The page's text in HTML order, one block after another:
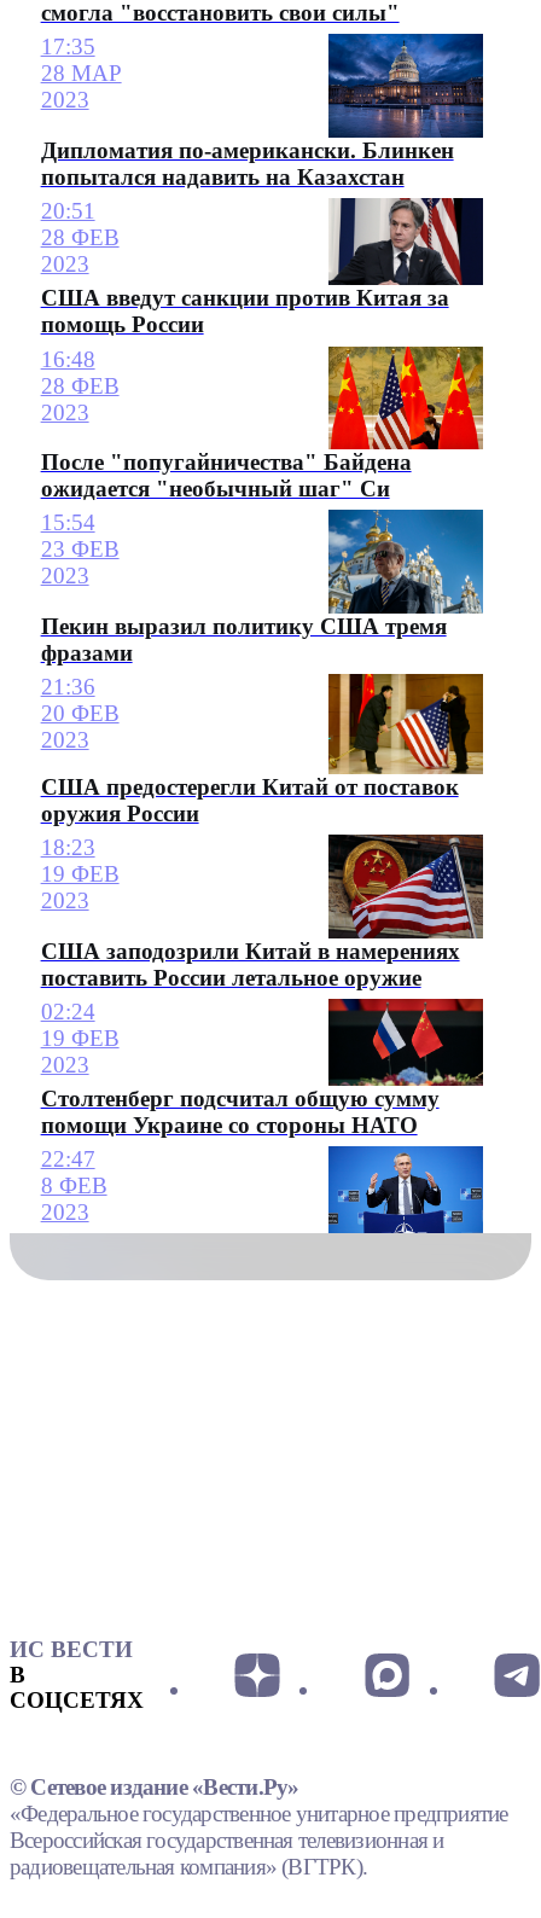
смогла "восстановить свои силы"
17:35
28 МАР
2023
Дипломатия по-американски. Блинкен
попытался надавить на Казахстан
20:51
28 ФЕВ
2023
США введут санкции против Китая за
помощь России
16:48
28 ФЕВ
2023
После "попугайничества" Байдена
ожидается "необычный шаг" Си
15:54
23 ФЕВ
2023
Пекин выразил политику США тремя
фразами
21:36
20 ФЕВ
2023
США предостерегли Китай от поставок
оружия России
18:23
19 ФЕВ
2023
США заподозрили Китай в намерениях
поставить России летальное оружие
02:24
19 ФЕВ
2023
Столтенберг подсчитал общую сумму
помощи Украине со стороны НАТО
22:47
8 ФЕВ
2023
ИС ВЕСТИ
В
СОЦСЕТЯХ
© Сетевое издание «Вести.Ру»
«Федеральное государственное унитарное предприятие
Всероссийская государственная телевизионная и
радиовещательная компания» (ВГТРК).